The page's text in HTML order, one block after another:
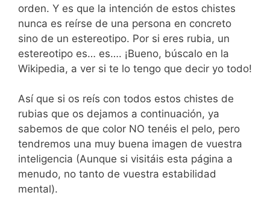
orden. Y es que la intención de estos chistes
nunca es reírse de una persona en concreto
sino de un estereotipo. Por si eres rubia, un
estereotipo es… es…. ¡Bueno, búscalo en la
Wikipedia, a ver si te lo tengo que decir yo todo!
Así que si os reís con todos estos chistes de
rubias que os dejamos a continuación, ya
sabemos de que color NO tenéis el pelo, pero
tendremos una muy buena imagen de vuestra
inteligencia (Aunque si visitáis esta página a
menudo, no tanto de vuestra estabilidad
mental).